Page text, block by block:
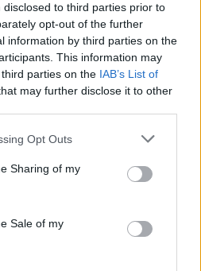
to third parties prior to
opt-out of the further
information by third parties on the
This information may
parties on the IAB’s List of
may further disclose it to other
app uses one or more Google
behaviour. You may click to
and its third-party tags to
purposes in below Google
Opt Outs
Sharing of my
Sale of my
w tej...